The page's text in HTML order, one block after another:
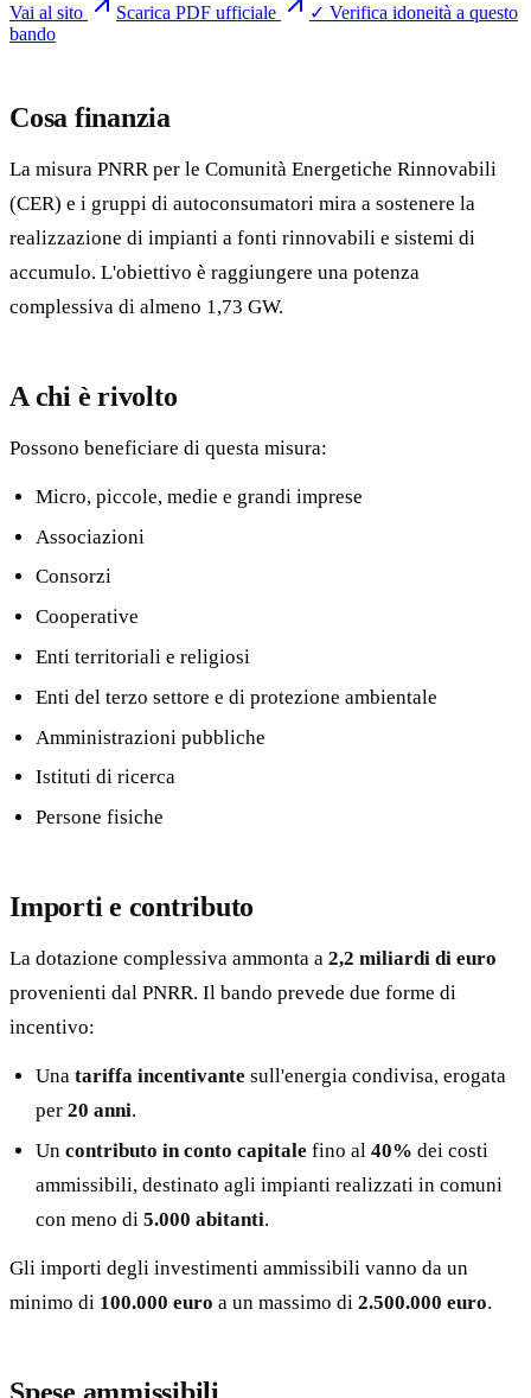
Vai al sito
Scarica PDF ufficiale
✓ Verifica idoneità a questo
bando
Cosa finanzia
La misura PNRR per le Comunità Energetiche Rinnovabili
(CER) e i gruppi di autoconsumatori mira a sostenere la
realizzazione di impianti a fonti rinnovabili e sistemi di
accumulo. L'obiettivo è raggiungere una potenza
complessiva di almeno 1,73 GW.
A chi è rivolto
Possono beneficiare di questa misura:
Micro, piccole, medie e grandi imprese
Associazioni
Consorzi
Cooperative
Enti territoriali e religiosi
Enti del terzo settore e di protezione ambientale
Amministrazioni pubbliche
Istituti di ricerca
Persone fisiche
Importi e contributo
La dotazione complessiva ammonta a 2,2 miliardi di euro
provenienti dal PNRR. Il bando prevede due forme di
incentivo:
Unatariffa incentivante sull'energia condivisa, erogata
per20 anni.
Uncontributo in conto capitale fino al40% dei costi
ammissibili, destinato agli impianti realizzati in comuni
con meno di5.000 abitanti.
Gli importi degli investimenti ammissibili vanno da un
minimo di 100.000 euro a un massimo di 2.500.000 euro.